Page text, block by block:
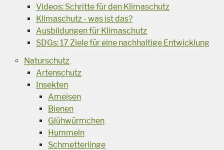
Videos: Schritte für den Klimaschutz
Klimaschutz - was ist das?
Ausbildungen für Klimaschutz
SDGs: 17 Ziele für eine nachhaltige Entwicklung
Naturschutz
Artenschutz
Insekten
Ameisen
Bienen
Glühwürmchen
Hummeln
Schmetterlinge